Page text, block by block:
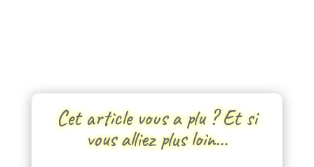
Cet article vous a plu ? Et si
vous alliez plus loin…